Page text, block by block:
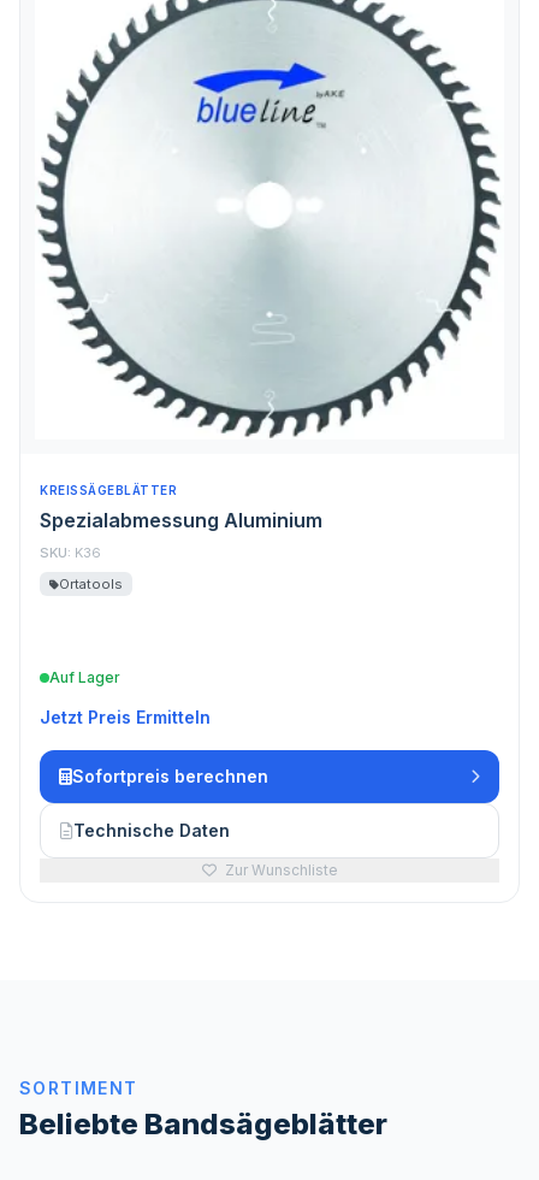
KREISSÄGEBLÄTTER
Spezialabmessung Aluminium
SKU: K36
Ortatools
Auf Lager
Jetzt Preis Ermitteln
Sofortpreis berechnen
Technische Daten
Zur Wunschliste
SORTIMENT
Beliebte Bandsägeblätter